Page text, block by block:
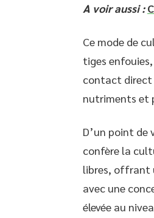
A voir aussi :
Ce mode de
tiges
contact direct
nutriments et
D’un point de
confère la
libres, offrant
avec une
élevée au